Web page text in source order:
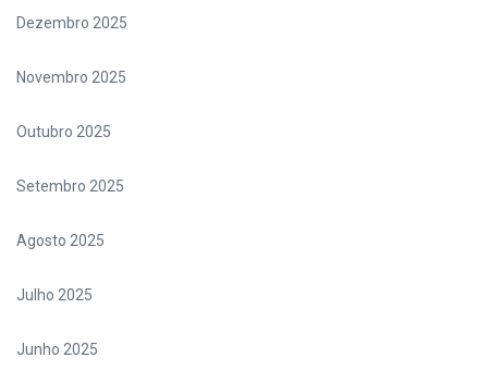
Dezembro 2025
Novembro 2025
Outubro 2025
Setembro 2025
Agosto 2025
Julho 2025
Junho 2025